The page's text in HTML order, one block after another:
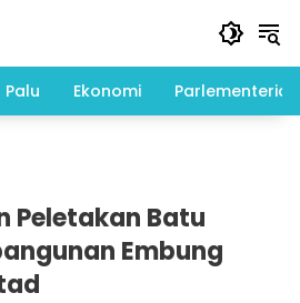
Palu Ekonomi Parlementeria
Peletakan Batu
Embung